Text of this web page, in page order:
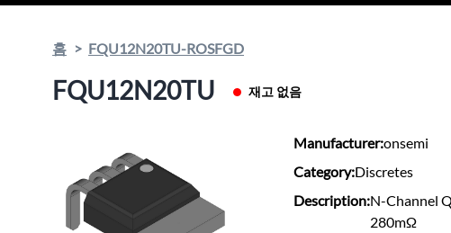
홈 FQU12N20TU-ROSFGD
FQU12N20TU 재고 없음
Manufacturer:onsemi
Category:Discretes
Description:N-Channel
280mΩ